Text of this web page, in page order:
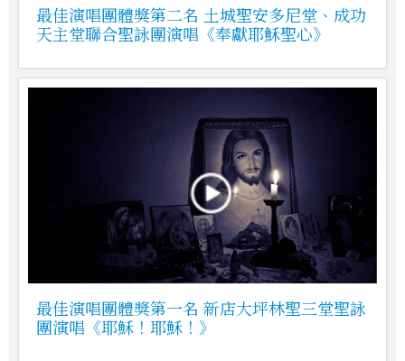
最佳演唱團體獎第二名 土城聖安多尼堂、成功
天主堂聯合聖詠團演唱《奉獻耶穌聖心》
最佳演唱團體獎第一名 新店大坪林聖三堂聖詠
團演唱《耶穌！耶穌！》